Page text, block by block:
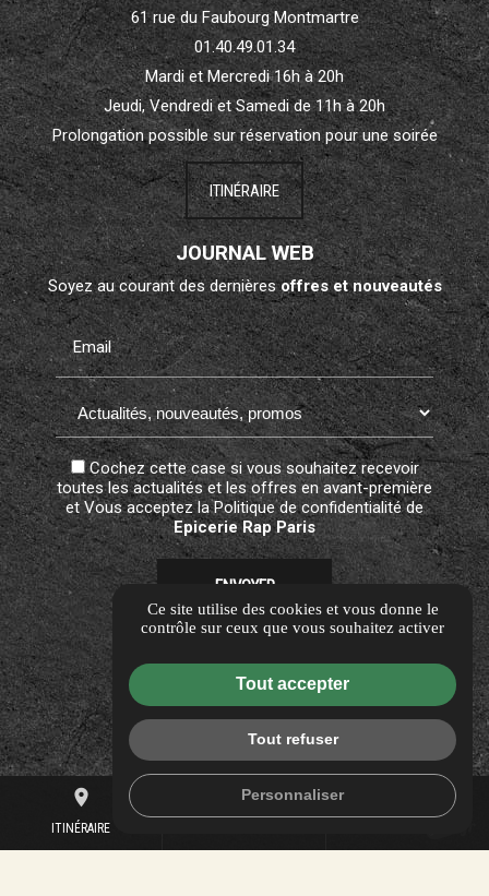
place
ITINÉRAIRE
mail
61 rue du Faubourg Montmartre
01.40.49.01.34
Mardi et Mercredi 16h à 20h
Jeudi, Vendredi et Samedi de 11h à 20h
Prolongation possible sur réservation pour une soirée
ITINÉRAIRE
JOURNAL WEB
Soyez au courant des dernièresoffres et nouveautés
Email
Cochez cette case si vous souhaitez recevoir
toutes les actualités et les offres en avant-première
et Vous acceptez laPolitique de confidentialitéde
Epicerie Rap Paris
Informations complémentaires
Mentions légales
Politique de confidentialité
Flux RSS
Gestion des cookies
Ce site utilise des cookies et vous donne le
contrôle sur ceux que vous souhaitez activer
Tout accepter
Tout refuser
Personnaliser